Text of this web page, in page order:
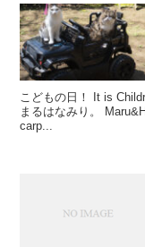
こどもの日！ It is
まるはなみり。
carp...